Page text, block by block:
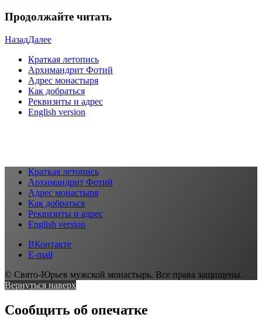
Продолжайте читать
НазадДалее
Краткая летопись
Архимандрит Фотий
Адрес монастыря
Как добраться
Реквизиты и адрес
English version
Краткая летопись
Архимандрит Фотий
Адрес монастыря
Как добраться
Реквизиты и адрес
English version
ВКонтакте
E-mail
© Свято-Юрьев мужской монастырь. Все права защищены.
Вернуться наверх
Сообщить об опечатке